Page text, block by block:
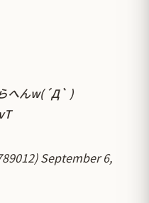
へんw(´Д` )
September 6,